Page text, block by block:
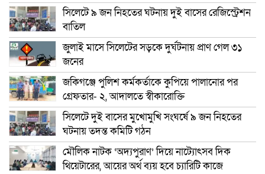
সিলেটে ৯ জন নিহতের ঘটনায় দুই বাসের রেজিস্ট্রেশন
বাতিল
জুলাই মাসে সিলেটের সড়কে দুর্ঘটনায় প্রাণ গেল ৩১
জনের
জকিগঞ্জে পুলিশ কর্মকর্তাকে কুপিয়ে পালানোর পর
গ্রেফতার- ২, আদালতে স্বীকারোক্তি
সিলেটে দুই বাসের মুখোমুখি সংঘর্ষে ৯ জন নিহতের
ঘটনায় তদন্ত কমিটি গঠন
মৌলিক নাটক ‘অদ্যপুরাণ’ দিয়ে নাট্যোৎসব দিক
থিয়েটারের, আয়ের অর্থ ব্যয় হবে চ্যারিটি কাজে